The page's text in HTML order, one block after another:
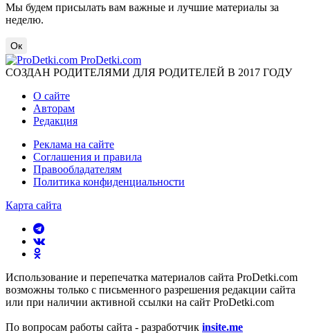
Мы будем присылать вам важные и лучшие материалы за
неделю.
Ок
ProDetki.com
СОЗДАН РОДИТЕЛЯМИ ДЛЯ РОДИТЕЛЕЙ В 2017 ГОДУ
О сайте
Авторам
Редакция
Реклама на сайте
Соглашения и правила
Правообладателям
Политика конфиденциальности
Карта сайта
Использование и перепечатка материалов сайта ProDetki.com
возможны только с письменного разрешения редакции сайта
или при наличии активной ссылки на сайт ProDetki.com
По вопросам работы сайта - разработчик insite.me